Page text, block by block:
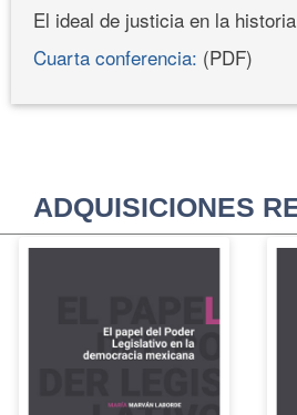
El ideal de justicia en la historia
Cuarta conferencia: (PDF)
ADQUISICIONES